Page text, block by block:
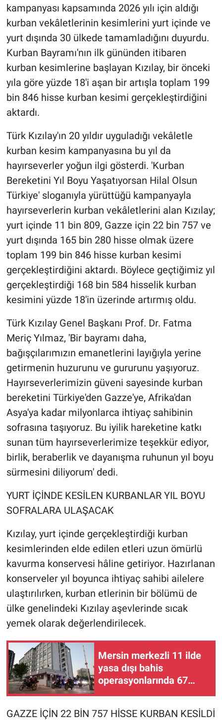
kampanyası kapsamında 2026 yılı için aldığı
kurban vekâletlerinin kesimlerini yurt içinde ve
yurt dışında 30 ülkede tamamladığını duyurdu.
Kurban Bayramı'nın ilk gününden itibaren
kurban kesimlerine başlayan Kızılay, bir önceki
yıla göre yüzde 18'i aşan bir artışla toplam 199
bin 846 hisse kurban kesimi gerçekleştirdiğini
aktardı.
Türk Kızılay'ın 20 yıldır uyguladığı vekâletle
kurban kesim kampanyasına bu yıl da
hayırseverler yoğun ilgi gösterdi. 'Kurban
Bereketini Yıl Boyu Yaşatıyorsan Hilal Olsun
Türkiye' sloganıyla yürüttüğü kampanyayla
hayırseverlerin kurban vekâletlerini alan Kızılay;
yurt içinde 11 bin 809, Gazze için 22 bin 757 ve
yurt dışında 165 bin 280 hisse olmak üzere
toplam 199 bin 846 hisse kurban kesimi
gerçekleştirdiğini aktardı. Böylece geçtiğimiz yıl
gerçekleştirdiği 168 bin 584 hisselik kurban
kesimini yüzde 18'in üzerinde artırmış oldu.
Türk Kızılay Genel Başkanı Prof. Dr. Fatma
Meriç Yılmaz, 'Bir bayramı daha,
bağışçılarımızın emanetlerini layığıyla yerine
getirmenin huzurunu ve gururunu yaşıyoruz.
Hayırseverlerimizin güveni sayesinde kurban
bereketini Türkiye'den Gazze'ye, Afrika'dan
Asya'ya kadar milyonlarca ihtiyaç sahibinin
sofrasına taşıyoruz. Bu iyilik hareketine katkı
sunan tüm hayırseverlerimize teşekkür ediyor,
birlik, beraberlik ve dayanışma ruhunun yıl boyu
sürmesini diliyorum' dedi.
YURT İÇİNDE KESİLEN KURBANLAR YIL BOYU
SOFRALARA ULAŞACAK
Kızılay, yurt içinde gerçekleştirdiği kurban
kesimlerinden elde edilen etleri uzun ömürlü
kavurma konservesi hâline getiriyor. Hazırlanan
konserveler yıl boyunca ihtiyaç sahibi ailelere
ulaştırılırken, kurban etlerinin bir bölümü de
ülke genelindeki Kızılay aşevlerinde sıcak
yemek olarak değerlendirilecek.
Mersin merkezli 11 ilde
yasa dışı bahis
operasyonlarında 67
GAZZE İÇİN 22 BİN 757 HİSSE KURBAN KESİLDİ
Gündem Özel
Günün görüntüsü
Haber
İlan
Koronavirüs
Kültür Sanat
Ne demişti
Nedir
Popüler
Programlar
Sağlık
Spor
Teknoloji
Türkiye'nin Geleceği
Türkiye'nin Gündemi
Yerel Gündem
Yerel Yaşam
Canlı Yayın